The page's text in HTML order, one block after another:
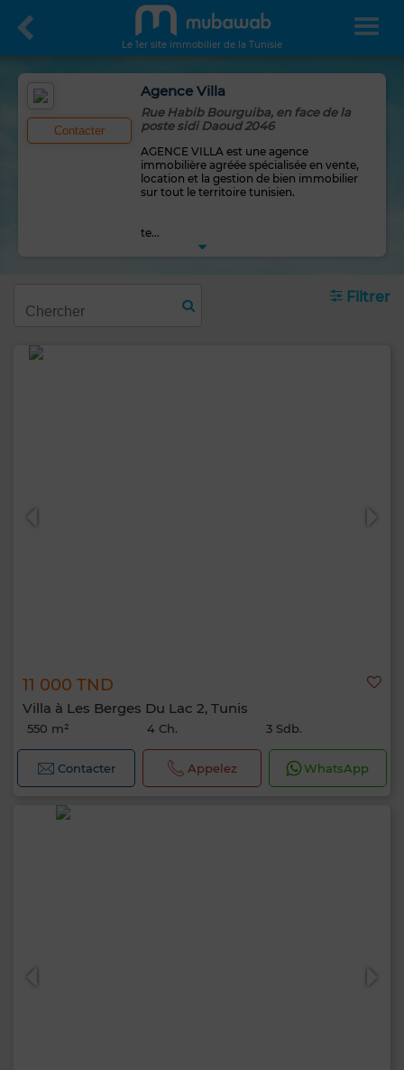
Le 1er site immobilier de la Tunisie
Contacter
Agence Villa
Rue Habib Bourguiba, en face de la
poste sidi Daoud 2046
AGENCE VILLA est une agence
immobilière agréée spécialisée en vente,
location et la gestion de bien immobilier
sur tout le territoire tunisien.
te...
Filtrer
11 000 TND
Villa à Les Berges Du Lac 2, Tunis
550 m² 4 Ch. 3 Sdb.
Contacter Appelez WhatsApp